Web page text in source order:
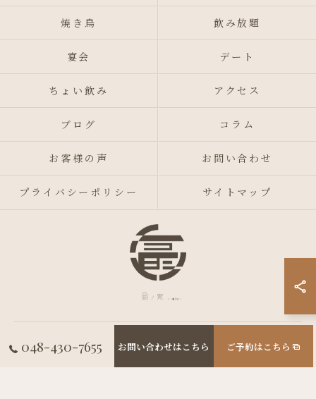
048-430-7655 お問い合わせはこちら ご予約はこちら
焼き鳥 飲み放題
宴会 デート
ちょい飲み アクセス
ブログ コラム
お客様の声 お問い合わせ
プライバシーポリシー サイトマップ
RESERVED.